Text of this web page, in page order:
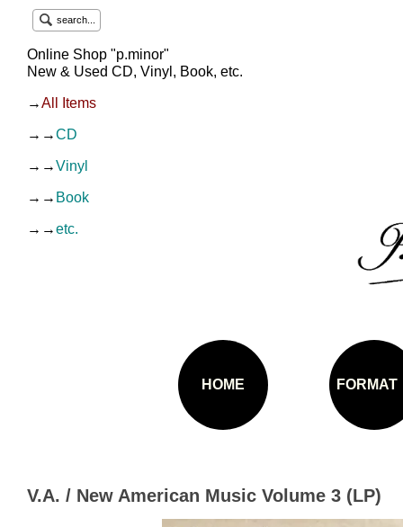
search...
Online Shop "p.minor"
New & Used CD, Vinyl, Book, etc.
→All Items
→→CD
→→Vinyl
→→ Book
→→etc.
HOME FORMAT
V.A. / New American Music Volume 3 (LP)